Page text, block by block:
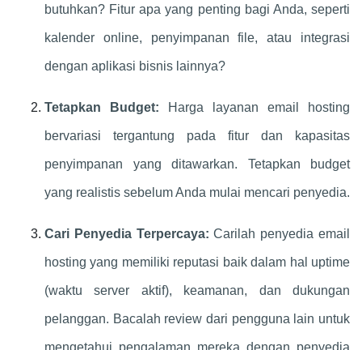
butuhkan? Fitur apa yang penting bagi Anda, seperti
kalender online, penyimpanan file, atau integrasi
dengan aplikasi bisnis lainnya?
Tetapkan Budget: Harga layanan email hosting
bervariasi tergantung pada fitur dan kapasitas
penyimpanan yang ditawarkan. Tetapkan budget
yang realistis sebelum Anda mulai mencari penyedia.
Cari Penyedia Terpercaya: Carilah penyedia email
hosting yang memiliki reputasi baik dalam hal uptime
(waktu server aktif), keamanan, dan dukungan
pelanggan. Bacalah review dari pengguna lain untuk